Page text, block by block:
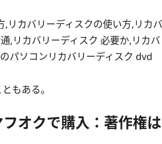
,リカバリーディスクの使い方,リカ
,リカバリーディスク 必要か,リカ
パソコンリカバリーディスク dvd
もある。
オクで購入：著作権